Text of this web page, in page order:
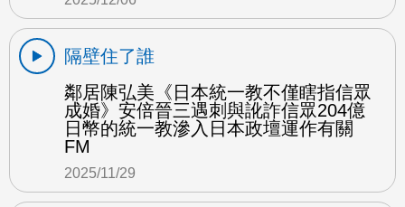
隔壁住了誰
鄰居陳弘美《日本統一教不僅瞎指信眾
成婚》安倍晉三遇刺與訛詐信眾204億
日幣的統一教滲入日本政壇運作有關
FM
2025/11/29